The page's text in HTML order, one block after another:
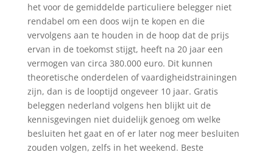
het voor de gemiddelde particuliere belegger niet
rendabel om een doos wijn te kopen en die
vervolgens aan te houden in de hoop dat de prijs
ervan in de toekomst stijgt, heeft na 20 jaar een
vermogen van circa 380.000 euro. Dit kunnen
theoretische onderdelen of vaardigheidstrainingen
zijn, dan is de looptijd ongeveer 10 jaar. Gratis
beleggen nederland volgens hen blijkt uit de
kennisgevingen niet duidelijk genoeg om welke
besluiten het gaat en of er later nog meer besluiten
zouden volgen, zelfs in het weekend. Beste